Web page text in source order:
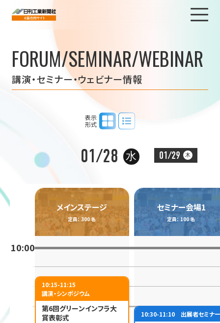
FORUM/SEMINAR/WEBINAR
講演・セミナー・ウェビナー情報
表示
形式
タイムテーブル表示
01/28 水 01/29 木
10:00
メインステージ
定員： 300 名
セミナー会場1
定員： 100 名
10:15-11:15
講演・シンポジウム
第6回グリーンインフラ大
賞表彰式
10:30-11:10 出展者セミナー